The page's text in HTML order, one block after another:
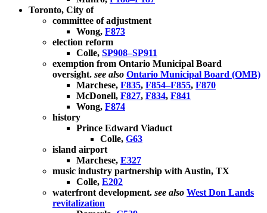
Toronto, City of
committee of adjustment
Wong, F873
election reform
Colle, SP908–SP911
exemption from Ontario Municipal Board
oversight. see also Ontario Municipal Board (OMB)
Marchese, F835, F854–F855, F870
McDonell, F827, F834, F841
Wong, F874
history
Prince Edward Viaduct
Colle, G63
island airport
Marchese, E327
music industry partnership with Austin, TX
Colle, E202
waterfront development. see also West Don Lands
revitalization